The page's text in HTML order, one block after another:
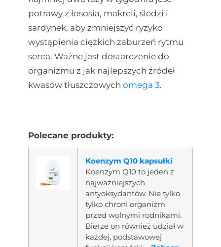
potrawy z łososia, makreli, śledzi i
sardynek, aby zmniejszyć ryzyko
wystąpienia ciężkich zaburzeń rytmu
serca. Ważne jest dostarczenie do
organizmu z jak najlepszych źródeł
kwasów tłuszczowych omega 3.
Polecane produkty:
Koenzym Q10 kapsułki
Koenzym Q10 to jeden z
najważniejszych
antyoksydantów. Nie tylko
tylko chroni organizm
przed wolnymi rodnikami.
Bierze on również udział w
każdej, podstawowej